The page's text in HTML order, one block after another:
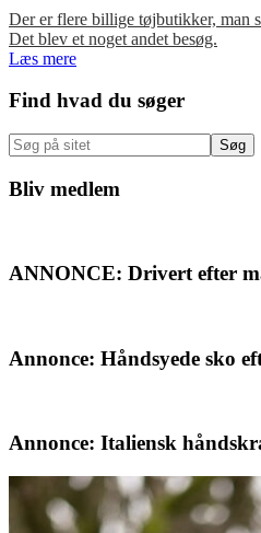
Der er flere billige tøjbutikker, man
Det blev et noget andet besøg.
Læs mere
Primær
Sidebar
Find hvad du søger
Søg
på
sitet
Bliv medlem
ANNONCE: Drivert efter
Annonce: Håndsyede sko
Annonce: Italiensk